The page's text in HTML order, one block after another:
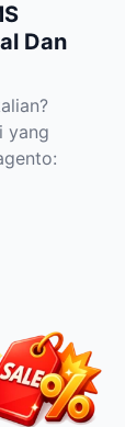
Dan
yang